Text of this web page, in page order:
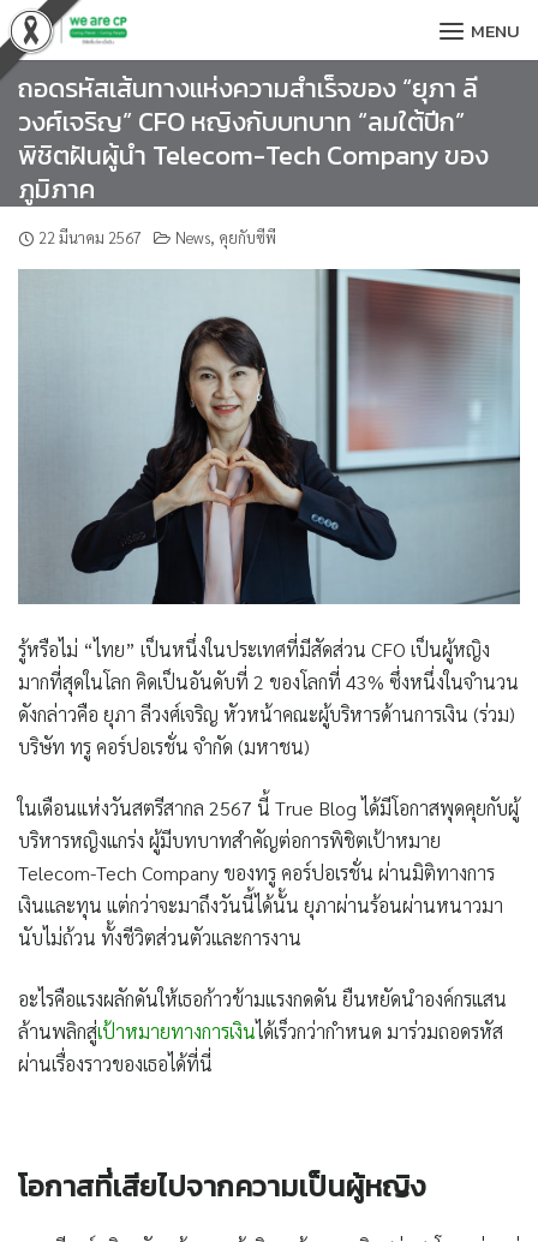
Skip
to
content
MENU
ถอดรหัสเส้นทางแห่งความสำเร็จของ “ยุภา ลี
วงศ์เจริญ” CFO หญิงกับบทบาท “ลมใต้ปีก”
พิชิตฝันผู้นำ Telecom-Tech Company ของ
ภูมิภาค
22 มีนาคม 2567 News, คุยกับซีพี
รู้หรือไม่ “ไทย” เป็นหนึ่งในประเทศที่มีสัดส่วน CFO เป็นผู้หญิง
มากที่สุดในโลก คิดเป็นอันดับที่ 2 ของโลกที่ 43% ซึ่งหนึ่งในจำนวน
ดังกล่าวคือ ยุภา ลีวงศ์เจริญ หัวหน้าคณะผู้บริหารด้านการเงิน (ร่วม)
บริษัท ทรู คอร์ปอเรชั่น จำกัด (มหาชน)
ในเดือนแห่งวันสตรีสากล 2567 นี้ True Blog ได้มีโอกาสพุดคุยกับผู้
บริหารหญิงแกร่ง ผู้มีบทบาทสำคัญต่อการพิชิตเป้าหมาย
Telecom-Tech Company ของทรู คอร์ปอเรชั่น ผ่านมิติทางการ
เงินและทุน แต่กว่าจะมาถึงวันนี้ได้นั้น ยุภาผ่านร้อนผ่านหนาวมา
นับไม่ถ้วน ทั้งชีวิตส่วนตัวและการงาน
อะไรคือแรงผลักดันให้เธอก้าวข้ามแรงกดดัน ยืนหยัดนำองค์กรแสน
ล้านพลิกสู่เป้าหมายทางการเงินได้เร็วกว่ากำหนด มาร่วมถอดรหัส
ผ่านเรื่องราวของเธอได้ที่นี่
โอกาสที่เสียไปจากความเป็นผู้หญิง